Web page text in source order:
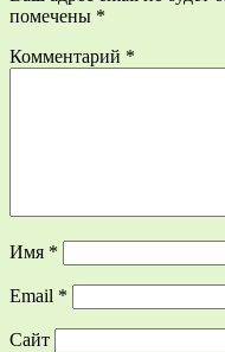
помечены *
Комментарий *
Имя *
Email *
Сайт